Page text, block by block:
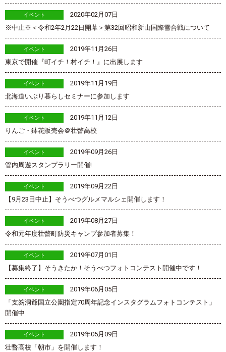
イベント
2020年02月07日
※中止※＜令和2年2月22日開幕＞第32回昭和新山国際雪合戦について
イベント
2019年11月26日
東京で開催『町イチ！村イチ！』に出展します
イベント
2019年11月19日
北海道いぶり暮らしセミナーに参加します
イベント
2019年11月12日
りんご・鉢花販売会＠壮瞥高校
イベント
2019年09月26日
管内周遊スタンプラリー開催!
イベント
2019年09月22日
【9月23日中止】そうべつグルメマルシェ開催します！
イベント
2019年08月27日
令和元年度壮瞥町防災キャンプ参加者募集！
イベント
2019年07月01日
【募集終了】そうきたか！そうべつフォトコンテスト開催中です！
イベント
2019年06月05日
「支笏洞爺国立公園指定70周年記念インスタグラムフォトコンテスト」
開催中
イベント
2019年05月09日
壮瞥高校「朝市」を開催します！